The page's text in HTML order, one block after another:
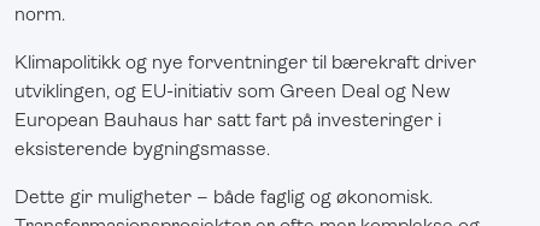
norm.
Klimapolitikk og nye forventninger til bærekraft driver
utviklingen, og EU-initiativ som Green Deal og New
European Bauhaus har satt fart på investeringer i
eksisterende bygningsmasse.
Dette gir muligheter – både faglig og økonomisk.